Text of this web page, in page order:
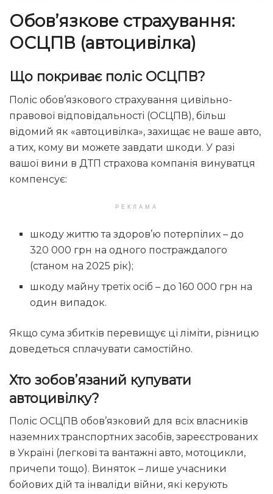
Обов’язкове страхування:
ОСЦПВ (автоцивілка)
Що покриває поліс ОСЦПВ?
Поліс обов’язкового страхування цивільно-
правової відповідальності (ОСЦПВ), більш
відомий як «автоцивілка», захищає не ваше авто,
а тих, кому ви можете завдати шкоди. У разі
вашої вини в ДТП страхова компанія винуватця
компенсує:
РЕКЛАМА
шкоду життю та здоров’ю потерпілих – до
320 000 грн на одного постраждалого
(станом на 2025 рік);
шкоду майну третіх осіб – до 160 000 грн на
один випадок.
Якщо сума збитків перевищує ці ліміти, різницю
доведеться сплачувати самостійно.
Хто зобов’язаний купувати
автоцивілку?
Поліс ОСЦПВ обов’язковий для всіх власників
наземних транспортних засобів, зареєстрованих
в Україні (легкові та вантажні авто, мотоцикли,
причепи тощо). Виняток – лише учасники
бойових дій та інваліди війни, які керують